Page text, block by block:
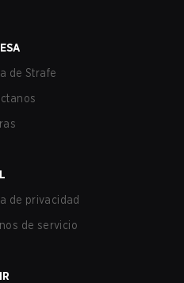
de Strafe
de privacidad
de servicio